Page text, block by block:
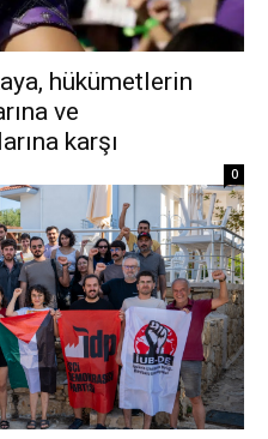
hükümetlerin
ve
karşı
0